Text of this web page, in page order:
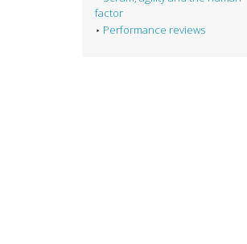
factor
Performance reviews